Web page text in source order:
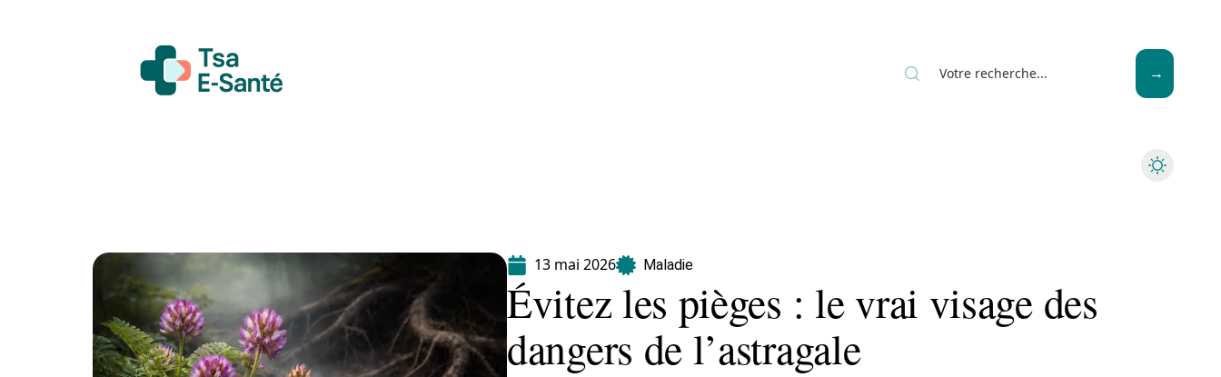
13 mai 2026 Maladie
Évitez les pièges : le vrai visage des
dangers de l’astragale